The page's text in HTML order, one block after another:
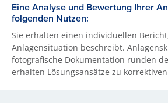
Eine Analyse und Bewertung Ihrer
folgenden Nutzen:
Sie erhalten einen individuellen
Anlagensituation beschreibt.
fotografische Dokumentation runden
erhalten Lösungsansätze zu